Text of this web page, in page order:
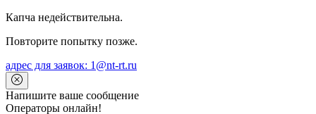
Капча недействительна.
Повторите попытку позже.
адрес для заявок: 1@nt-rt.ru
Напишите ваше сообщение
Операторы онлайн!